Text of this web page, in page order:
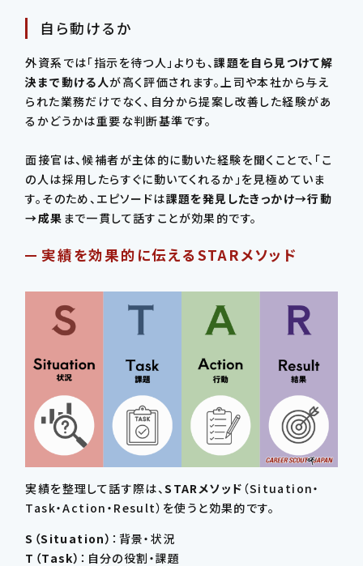
自ら動けるか
外資系では「指示を待つ人」よりも、課題を自ら見つけて解
決まで動ける人が高く評価されます。上司や本社から与え
られた業務だけでなく、自分から提案し改善した経験があ
るかどうかは重要な判断基準です。
面接官は、候補者が主体的に動いた経験を聞くことで、「こ
の人は採用したらすぐに動いてくれるか」を見極めていま
す。そのため、エピソードは課題を発見したきっかけ→行動
→成果 まで一貫して話すことが効果的です。
実績を効果的に伝えるSTARメソッド
実績を整理して話す際は、STARメソッド （Situation・
Task・Action・Result）を使うと効果的です。
S（Situation） ：背景・状況
T（Task） ：自分の役割・課題